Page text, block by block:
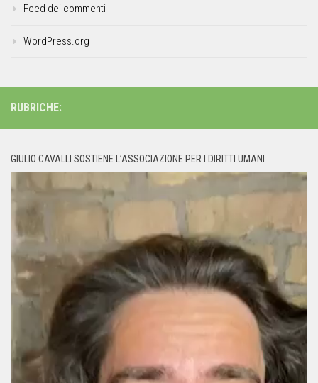
Feed dei commenti
WordPress.org
RUBRICHE:
GIULIO CAVALLI SOSTIENE L’ASSOCIAZIONE PER I DIRITTI UMANI
Player